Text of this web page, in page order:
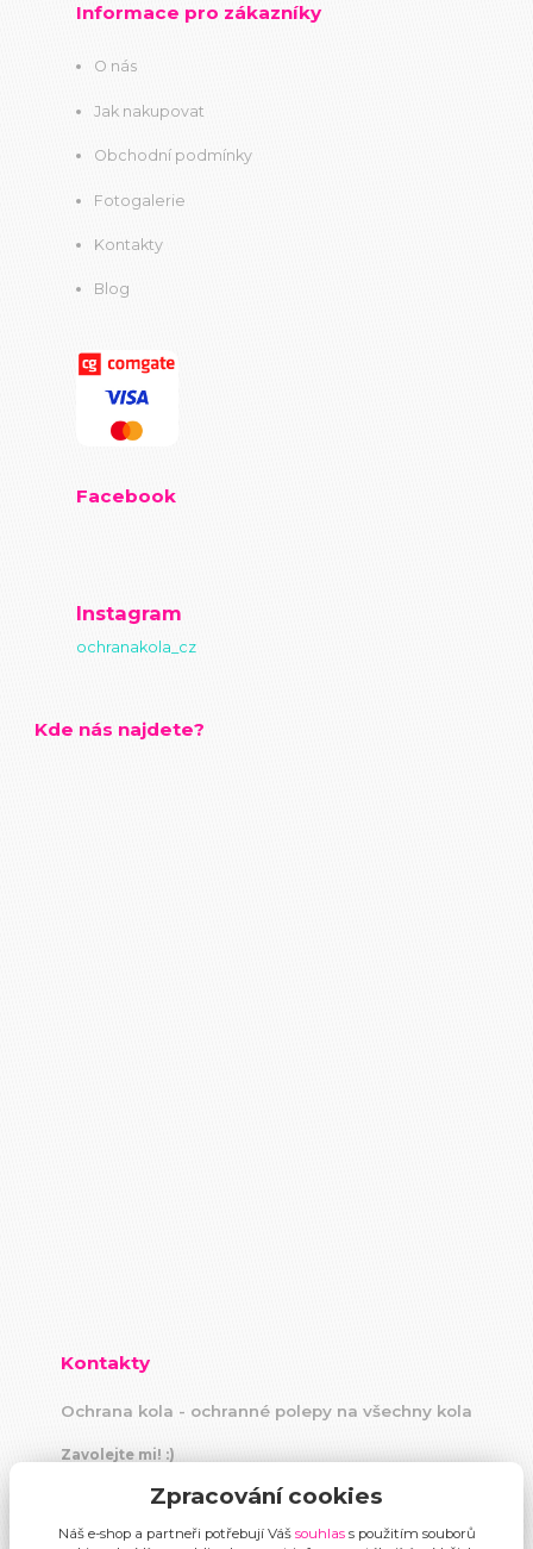
Informace pro zákazníky
O nás
Jak nakupovat
Obchodní podmínky
Fotogalerie
Kontakty
Blog
Facebook
Instagram
ochranakola_cz
Kde nás najdete?
Kontakty
Ochrana kola - ochranné polepy na všechny kola
Zavolejte mi! :)
(Po-Pá, 9 -18 hod)Zpracování cookies
Náš e-shop a partneři potřebují Váš souhlass použitím souborů